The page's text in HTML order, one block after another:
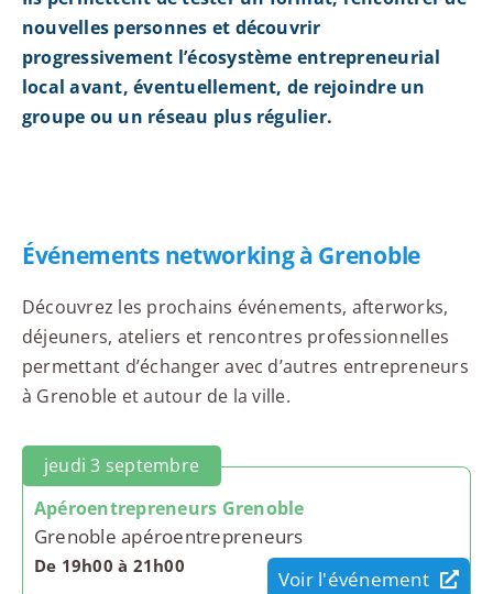
nouvelles personnes et découvrir
progressivement l’écosystème entrepreneurial
local avant, éventuellement, de rejoindre un
groupe ou un réseau plus régulier.
Événements networking à Grenoble
Découvrez les prochains événements, afterworks,
déjeuners, ateliers et rencontres professionnelles
permettant d’échanger avec d’autres entrepreneurs
à Grenoble et autour de la ville.
jeudi 3 septembre
Apéroentrepreneurs Grenoble
Grenoble apéroentrepreneurs
De 19h00 à 21h00
Voir l'événement